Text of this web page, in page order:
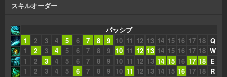
スキルオーダー
パッシブ
1
2 3 4 5 6 7 8 9 10 11 12 13 14 15 16 17 18 Q
1
2 3 4 5 6 7 8 9 10 11 12 13 14 15 16 17 18 W
1
2 3 4 5 6 7 8 9 10 11 12 13 14 15 16 17 18 E
1
2 3 4 5 6 7 8 9 10 11 12 13 14 15 16 17 18 R